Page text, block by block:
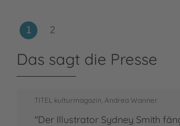
Das sagt die Presse
TITEL kulturmagazin, Andrea Wanner
"Der Illustrator Sydney Smith